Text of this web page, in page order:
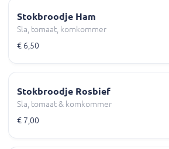
Stokbroodje Ham
Sla, tomaat, komkommer
€ 6,50
Stokbroodje Rosbief
Sla, tomaat & komkommer
€ 7,00